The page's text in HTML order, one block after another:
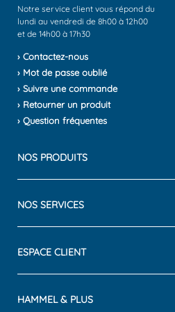
Notre service client vous répond du
lundi au vendredi de 8h00 à 12h00
et de 14h00 à 17h30
› Contactez-nous
› Mot de passe oublié
› Suivre une commande
› Retourner un produit
› Question fréquentes
NOS PRODUITS
NOS SERVICES
ESPACE CLIENT
HAMMEL & PLUS